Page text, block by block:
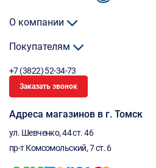
О компании
Покупателям
+7 (3822) 52-34-73
Заказать звонок
Адреса магазинов в г. Томск
ул. Шевченко, 44 ст. 46
пр-т Комсомольский, 7 ст. 6